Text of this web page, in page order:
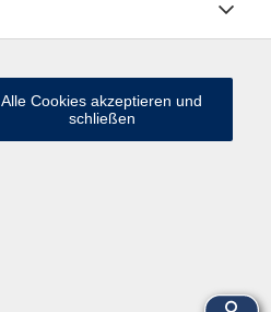
Alle Cookies akzeptieren und
schließen